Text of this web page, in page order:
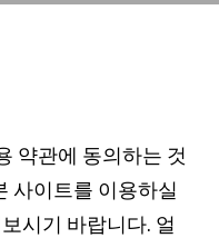
약관에 동의하는 것
사이트를 이용하실
시기 바랍니다. 얼